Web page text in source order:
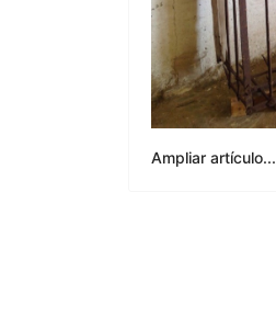
Ampliar artículo...